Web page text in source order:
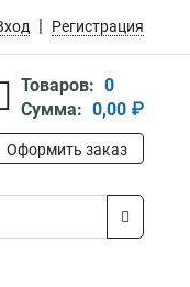
Регистрация
Товаров: 0
Сумма: 0,00 ₽
Оформить заказ